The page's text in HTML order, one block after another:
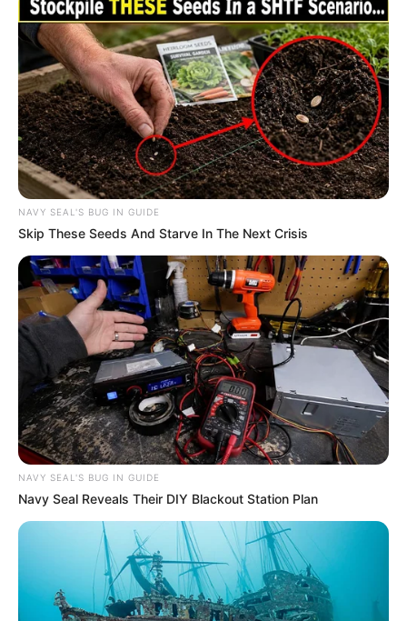
NAVY SEAL'S BUG IN GUIDE
Skip These Seeds And Starve In The Next Crisis
NAVY SEAL'S BUG IN GUIDE
Navy Seal Reveals Their DIY Blackout Station Plan